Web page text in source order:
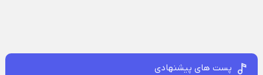
پست های پیشنهادی